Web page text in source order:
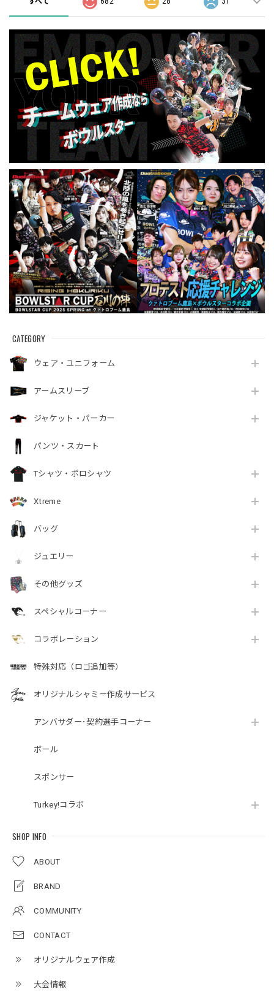
CATEGORY
ウェア・ユニフォーム
アームスリーブ
ジャケット・パーカー
パンツ・スカート
Tシャツ・ポロシャツ
Xtreme
バッグ
ジュエリー
その他グッズ
スペシャルコーナー
コラボレーション
特殊対応（ロゴ追加等）
オリジナルシャミー作成サービス
アンバサダー･契約選手コーナー
ボール
スポンサー
Turkey!コラボ
SHOP INFO
ABOUT
BRAND
COMMUNITY
CONTACT
オリジナルウェア作成
大会情報